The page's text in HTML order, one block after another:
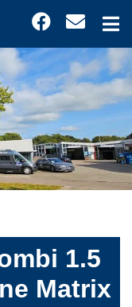
1.5
Matrix